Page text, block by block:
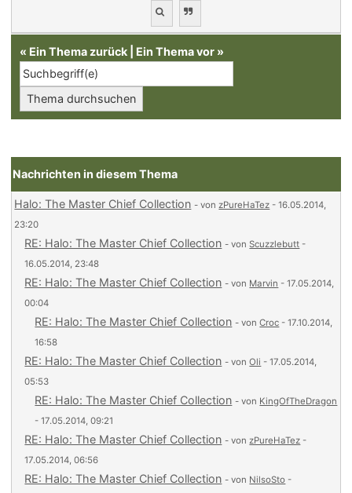
« Ein Thema zurück Ein Thema vor »
Nachrichten in diesem Thema
Halo: The Master Chief Collection - vonzPureHaTez - 16.05.2014,
23:20
RE: Halo: The Master Chief Collection - vonScuzzlebutt -
16.05.2014, 23:48
RE: Halo: The Master Chief Collection - von Marvin - 17.05.2014,
00:04
RE: Halo: The Master Chief Collection - vonCroc - 17.10.2014,
16:58
RE: Halo: The Master Chief Collection - vonOli - 17.05.2014,
05:53
RE: Halo: The Master Chief Collection - von KingOfTheDragon
- 17.05.2014, 09:21
RE: Halo: The Master Chief Collection - vonzPureHaTez -
17.05.2014, 06:56
RE: Halo: The Master Chief Collection - von NilsoSto -